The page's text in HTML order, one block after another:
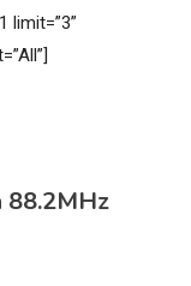
limit=”3”
88.2MHz